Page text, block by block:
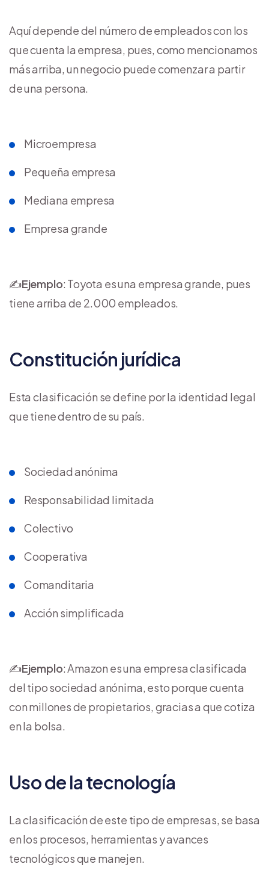
Aquí depende del número de empleados con los
que cuenta la empresa, pues, como mencionamos
más arriba, un negocio puede comenzar a partir
de una persona.
Microempresa
Pequeña empresa
Mediana empresa
Empresa grande
✍️Ejemplo: Toyota es una empresa grande, pues
tiene arriba de 2.000 empleados.
Constitución jurídica
Esta clasificación se define por la identidad legal
que tiene dentro de su país.
Sociedad anónima
Responsabilidad limitada
Colectivo
Cooperativa
Comanditaria
Acción simplificada
✍️Ejemplo: Amazon es una empresa clasificada
del tipo sociedad anónima, esto porque cuenta
con millones de propietarios, gracias a que cotiza
en la bolsa.
Uso de la tecnología
La clasificación de este tipo de empresas, se basa
en los procesos, herramientas y avances
tecnológicos que manejen.